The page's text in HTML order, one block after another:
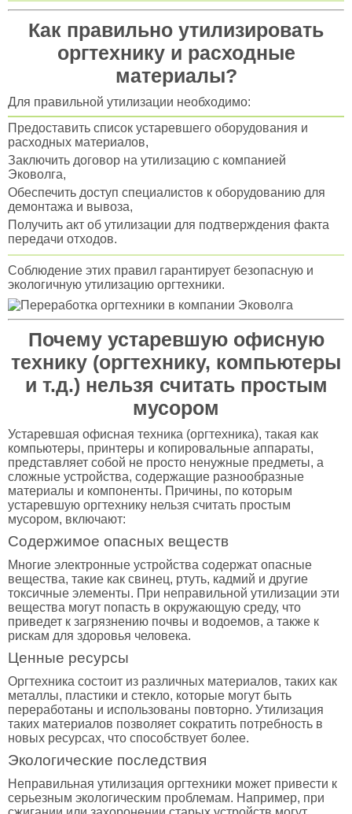
Как правильно утилизировать
оргтехнику и расходные
материалы?
Для правильной утилизации необходимо:
Предоставить список устаревшего оборудования и
расходных материалов,
Заключить договор на утилизацию с компанией
Эковолга,
Обеспечить доступ специалистов к оборудованию для
демонтажа и вывоза,
Получить акт об утилизации для подтверждения факта
передачи отходов.
Соблюдение этих правил гарантирует безопасную и
экологичную утилизацию оргтехники.
Почему устаревшую офисную
технику (оргтехнику, компьютеры
и т.д.) нельзя считать простым
мусором
Устаревшая офисная техника (оргтехника), такая как
компьютеры, принтеры и копировальные аппараты,
представляет собой не просто ненужные предметы, а
сложные устройства, содержащие разнообразные
материалы и компоненты. Причины, по которым
устаревшую оргтехнику нельзя считать простым
мусором, включают:
Содержимое опасных веществ
Многие электронные устройства содержат опасные
вещества, такие как свинец, ртуть, кадмий и другие
токсичные элементы. При неправильной утилизации эти
вещества могут попасть в окружающую среду, что
приведет к загрязнению почвы и водоемов, а также к
рискам для здоровья человека.
Ценные ресурсы
Оргтехника состоит из различных материалов, таких как
металлы, пластики и стекло, которые могут быть
переработаны и использованы повторно. Утилизация
таких материалов позволяет сократить потребность в
новых ресурсах, что способствует более.
Экологические последствия
Неправильная утилизация оргтехники может привести к
серьезным экологическим проблемам. Например, при